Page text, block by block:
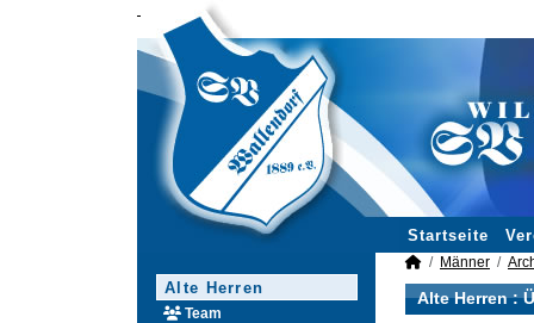
Startseite
Alte Herren
Team
Männer
Alte Herren :